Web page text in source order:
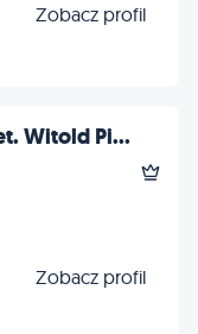
Zobacz profil
Witold Pi...
Zobacz profil